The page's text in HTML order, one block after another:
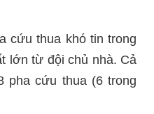
cứu thua khó tin trong
lớn từ đội chủ nhà. Cả
pha cứu thua (6 trong